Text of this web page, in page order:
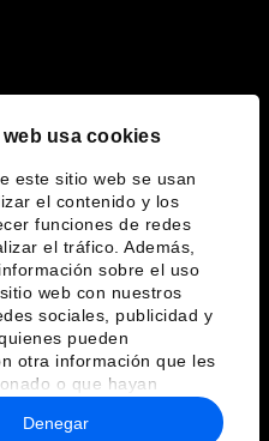
web usa cookies
este sitio web se usan
el contenido y los
funciones de redes
el tráfico. Además,
sobre el uso
web con nuestros
sociales, publicidad y
pueden
otra información que les
o que hayan
del uso que haya
Denegar